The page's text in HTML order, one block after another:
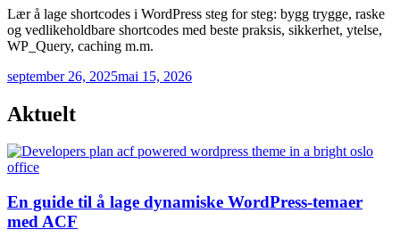
Lær å lage shortcodes i WordPress steg for steg: bygg trygge, raske
og vedlikeholdbare shortcodes med beste praksis, sikkerhet, ytelse,
WP_Query, caching m.m.
september 26, 2025mai 15, 2026
Aktuelt
En guide til å lage dynamiske WordPress-temaer
med ACF